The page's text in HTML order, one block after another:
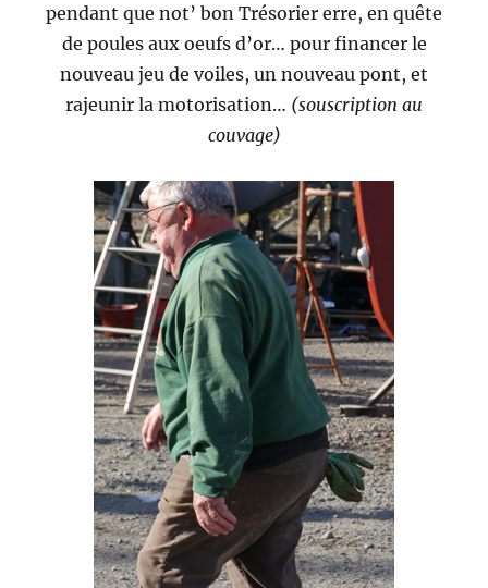
pendant que not’ bon Trésorier erre, en quête
de poules aux oeufs d’or… pour financer le
nouveau jeu de voiles, un nouveau pont, et
rajeunir la motorisation… (souscription au
couvage)